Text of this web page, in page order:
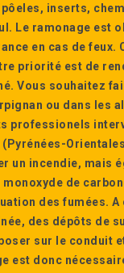
inserts,
Le ramonage est
en cas de feux.
priorité est de
Vous souhaitez
ou dans les
professionels
un incendie, mais
de
des fumées.
des dépôts de
sur le conduit
est donc